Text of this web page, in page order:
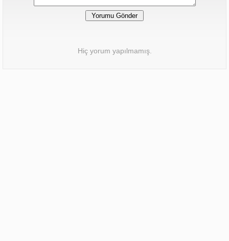
Hiç yorum yapılmamış.